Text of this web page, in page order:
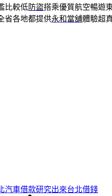
比較低防盜搭乘優質航空暢遊
省各地都提供永和當舖體驗超
汽車借款研究出來台北借錢